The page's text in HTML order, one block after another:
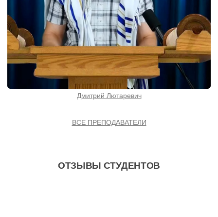
Дмитрий Лютаревич
ВСЕ ПРЕПОДАВАТЕЛИ
ОТЗЫВЫ СТУДЕНТОВ